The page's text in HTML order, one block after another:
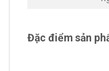
Đặc điểm sản